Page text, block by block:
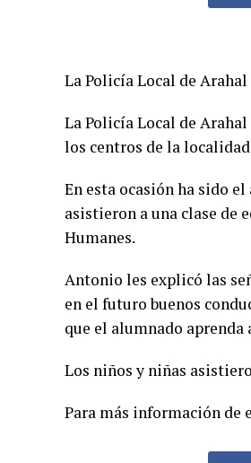
La Policía Local de
La Policía Local de
los centros de la
En esta ocasión ha sido
asistieron a una clase
Humanes.
Antonio les explicó las
en el futuro buenos
que el alumnado
Los niños y niñas
Para más información de